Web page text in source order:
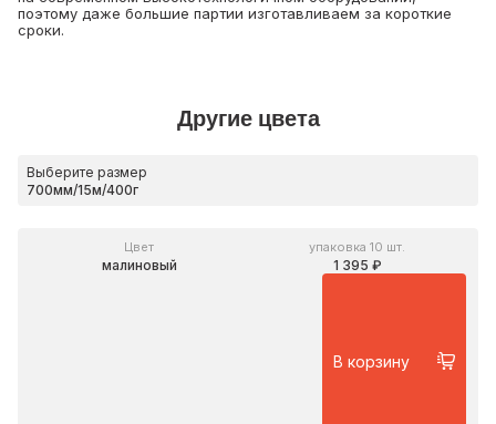
поэтому даже большие партии изготавливаем за короткие
сроки.
Другие цвета
Выберите размер
Цвет
малиновый
упаковка 10 шт.
1 395 ₽
В корзину